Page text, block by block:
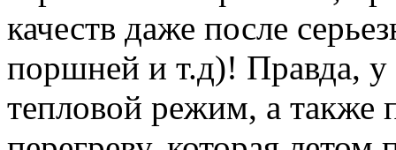
качеств даже после
поршней и т.д)! Правда,
тепловой режим, а также